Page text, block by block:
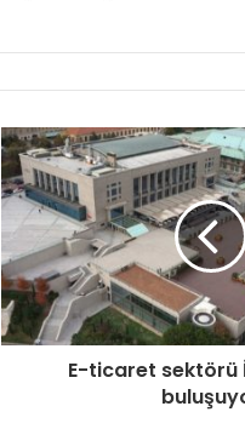
E-ticaret sektörü